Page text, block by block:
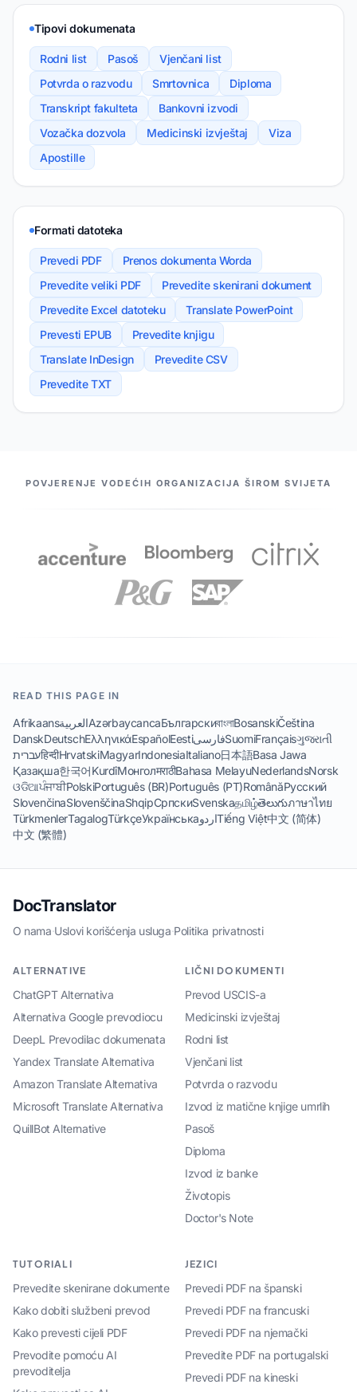
Tipovi dokumenata
Rodni list Pasoš
Vjenčani list
Potvrda o razvodu
Smrtovnica
Diploma
Transkript fakulteta
Bankovni izvodi
Vozačka dozvola
Medicinski izvještaj
Viza
Apostille
Formati datoteka
Prevedi PDF
Prenos dokumenta Worda
Prevedite veliki PDF
Prevedite skenirani dokument
Prevedite Excel datoteku
Translate PowerPoint
Prevesti EPUB
Prevedite knjigu
Translate InDesign
Prevedite CSV
Prevedite TXT
NAŠI PARTNERI
POVJERENJE VODEĆIH ORGANIZACIJA ŠIROM SVIJETA
READ THIS PAGE IN
AfrikaansالعربيةAzərbaycancaБългарскиবাংলাBosanskiČeština
DanskDeutschΕλληνικάEspañolEestiفارسیSuomiFrançaisગુજરાતી
עבריתहिन्दीHrvatskiMagyarIndonesiaItaliano日本語Basa Jawa
Қазақша한국어KurdîМонголमराठीBahasa MelayuNederlandsNorsk
ଓଡିଆਪੰਜਾਬੀPolskiPortuguês (BR)Português (PT)RomânăРусский
SlovenčinaSlovenščinaShqipСрпскиSvenskaதமிழ்తెలుగుภาษาไทย
TürkmenlerTagalogTürkçeУкраїнськаاردوTiếng Việt中文 (简体)
中文 (繁體)
DocTranslator
O nama·Uslovi korišćenja usluga·Politika privatnosti
ALTERNATIVE
ChatGPT Alternativa
Alternativa Google prevodiocu
DeepL Prevodilac dokumenata
Yandex Translate Alternativa
Amazon Translate Alternativa
Microsoft Translate Alternativa
QuillBot Alternative
LIČNI DOKUMENTI
Prevod USCIS-a
Medicinski izvještaj
Rodni list
Vjenčani list
Potvrda o razvodu
Izvod iz matične knjige umrlih
Pasoš
Diploma
Izvod iz banke
Životopis
Doctor's Note
TUTORIALI
Prevedite skenirane dokumente
Kako dobiti službeni prevod
Kako prevesti cijeli PDF
Prevodite pomoću AI
prevoditelja
JEZICI
Prevedi PDF na španski
Prevedi PDF na francuski
Prevedi PDF na njemački
Prevedite PDF na portugalski
Prevedi PDF na kineski